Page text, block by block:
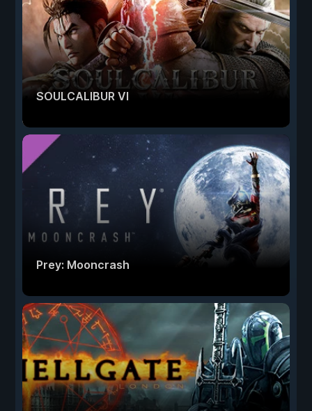
SOULCALIBUR VI
Prey: Mooncrash